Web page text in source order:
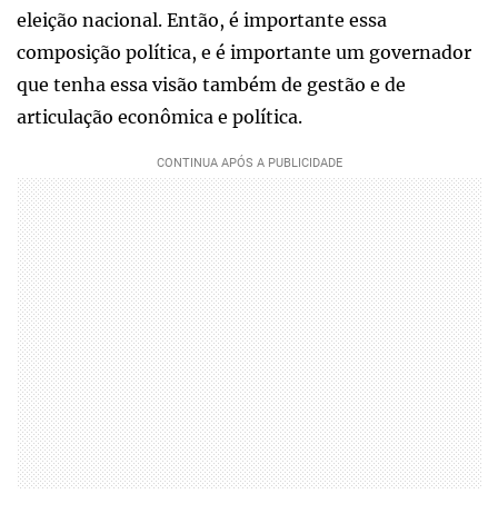
eleição nacional. Então, é importante essa
composição política, e é importante um governador
que tenha essa visão também de gestão e de
articulação econômica e política.